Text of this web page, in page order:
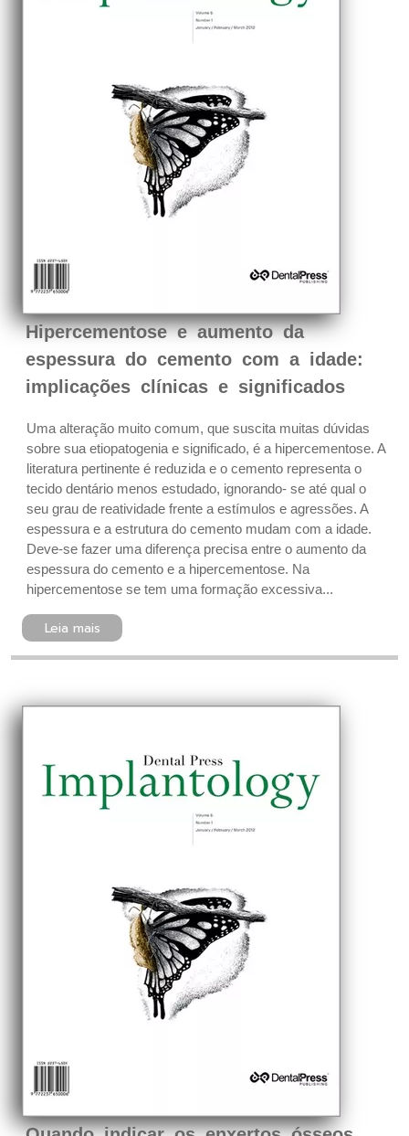
Hipercementose e aumento da
espessura do cemento com a idade:
implicações clínicas e significados
Uma alteração muito comum, que suscita muitas dúvidas
sobre sua etiopatogenia e significado, é a hipercementose. A
literatura pertinente é reduzida e o cemento representa o
tecido dentário menos estudado, ignorando- se até qual o
seu grau de reatividade frente a estímulos e agressões. A
espessura e a estrutura do cemento mudam com a idade.
Deve-se fazer uma diferença precisa entre o aumento da
espessura do cemento e a hipercementose. Na
hipercementose se tem uma formação excessiva...
Leia mais